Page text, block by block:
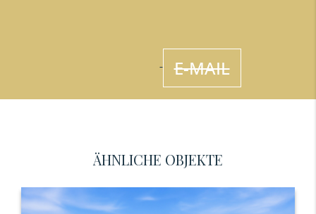
E-MAIL
ÄHNLICHE OBJEKTE